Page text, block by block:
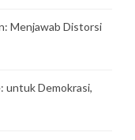
Menjawab Distorsi
untuk Demokrasi,